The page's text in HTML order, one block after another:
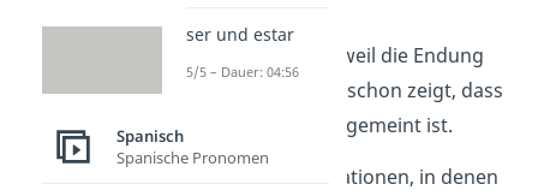
Englisch.)
, weil die Endung
„o
schon zeigt, dass
dieerste Person
(ich) gemeint ist.
Trotzdem gibt es Situationen, in denen
ser und estar
5/5 – Dauer: 04:56
Spanisch
Spanische Pronomen